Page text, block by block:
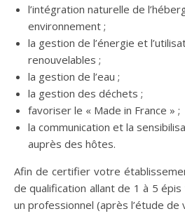
l’intégration naturelle de
environnement ;
la gestion de l’énergie et
renouvelables ;
la gestion de l’eau ;
la gestion des déchets ;
favoriser le « Made in France » ;
la communication et la
auprès des hôtes.
Afin de certifier votre
de qualification allant de 1 à 5
un professionnel (après l’étude